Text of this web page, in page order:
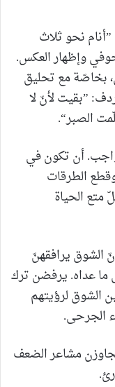
نحو ثلاث
وإظهار العكس.
بخاصّة مع تحليق
”بقيت لأنّ لا
الصبر“.
أن تكون في
الطرقات
متع الحياة
الشوق يرافقهنّ
ما عداه. يرفضن ترك
الشوق لرؤيتهم
الجرحى.
مشاعر الضعف